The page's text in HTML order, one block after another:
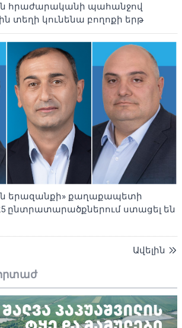
հրաժարականի պահանջով
տեղի կունենա բողոքի երթ
երազանքի» քաղաքապետի
ընտրատարածքներում ստացել են
Ավելին